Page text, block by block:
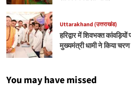
Uttarakhand (उत्तराखंड)
हरिद्वार में शिवभक्त कांवड़ियों
मुख्यमंत्री धामी ने किया
You may have missed